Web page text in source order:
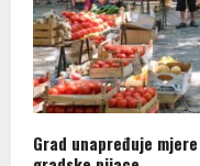
Grad unapređuje